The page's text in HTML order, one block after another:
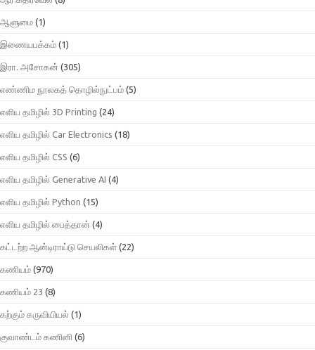
ஆளுமை (1)
இணையபக்கம் (1)
இரா. அசோகன் (305)
எண்ணிம நூலகத் தொழில்நுட்பம் (5)
எளிய தமிழில் 3D Printing (24)
எளிய தமிழில் Car Electronics (18)
எளிய தமிழில் CSS (6)
எளிய தமிழில் Generative AI (4)
எளிய தமிழில் Python (15)
எளிய தமிழில் பைத்தான் (4)
கட்டற்ற ஆன்டிராய்டு செயலிகள் (22)
கணியம் (970)
கணியம் 23 (8)
கற்கும் கருவியியல் (1)
குவாண்டம் கணினி (6)